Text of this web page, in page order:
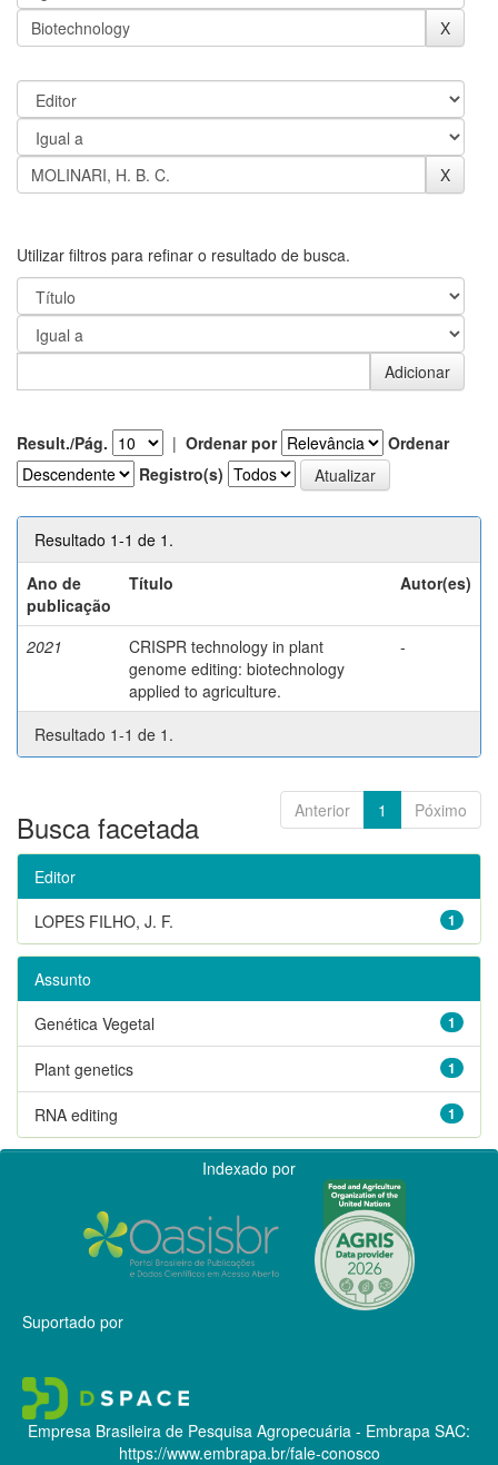
Utilizar filtros para refinar o resultado de busca.
Result./Pág. | Ordenar por
Ordenar
Registro(s)
Resultado 1-1 de 1.
Ano de
publicação
Título Autor(es)
2021
CRISPR technology in plant
genome editing: biotechnology
applied to agriculture.
-
Resultado 1-1 de 1.
Anterior 1 Póximo
Busca facetada
Editor
1
LOPES FILHO, J. F.
Assunto
1
Genética Vegetal
1
Plant genetics
1
RNA editing
Indexado por
Suportado por
Empresa Brasileira de Pesquisa Agropecuária - Embrapa SAC:
https://www.embrapa.br/fale-conosco